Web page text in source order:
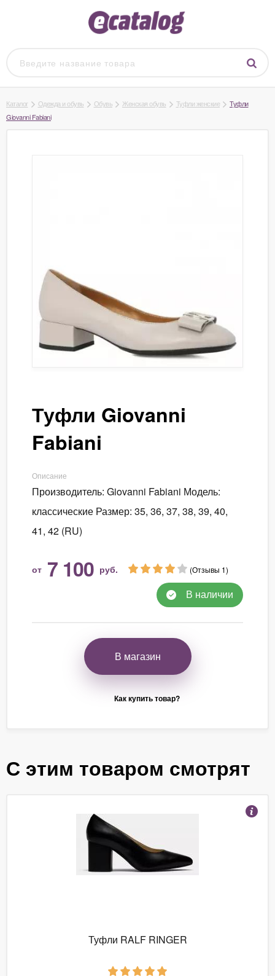
Каталог Одежда и обувь Обувь Женская обувь Туфли женские
Туфли
Giovanni Fabiani
Туфли Giovanni
Fabiani
Описание
Производитель: Giovanni Fabiani Модель:
классические Размер: 35, 36, 37, 38, 39, 40,
41, 42 (RU)
от 7 100 руб. (Отзывы 1)
В наличии
В магазин
Как купить товар?
С этим товаром смотрят
Туфли RALF RINGER